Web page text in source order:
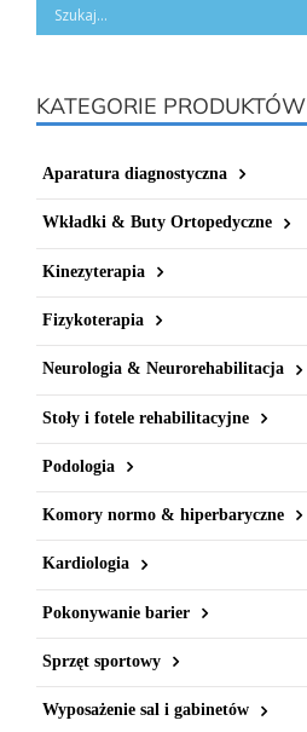
KATEGORIE PRODUKTÓW
Aparatura diagnostyczna
Wkładki & Buty Ortopedyczne
Kinezyterapia
Fizykoterapia
Neurologia & Neurorehabilitacja
Stoły i fotele rehabilitacyjne
Podologia
Komory normo & hiperbaryczne
Kardiologia
Pokonywanie barier
Sprzęt sportowy
Wyposażenie sal i gabinetów